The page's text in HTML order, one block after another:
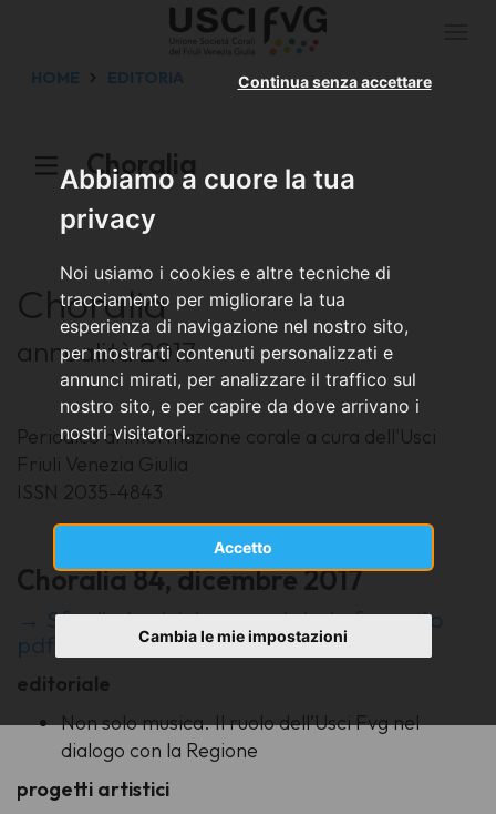
Abbiamo a cuore la tua
privacy
Noi usiamo i cookies e altre tecniche di
tracciamento per migliorare la tua
esperienza di navigazione nel nostro sito,
per mostrarti contenuti personalizzati e
annunci mirati, per analizzare il traffico sul
nostro sito, e per capire da dove arrivano i
nostri visitatori.
Accetto
Continua senza accettare
Cambia le mie impostazioni
HOME EDITORIA
Choralia
Choralia
annualità 2017
Periodico di informazione corale a cura dell'Usci
Friuli Venezia Giulia
ISSN 2035-4843
Choralia 84, dicembre 2017
→ Sfoglia la rivista completa in formato
pdf
editoriale
Non solo musica. Il ruolo dell’Usci Fvg nel
dialogo con la Regione
progetti artistici